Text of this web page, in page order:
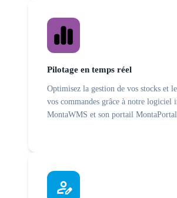
Pilotage en temps réel
Optimisez la gestion de vos stocks et
vos commandes grâce à notre logiciel
MontaWMS et son portail